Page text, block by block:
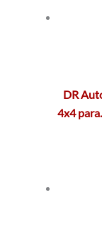
DR
4x4